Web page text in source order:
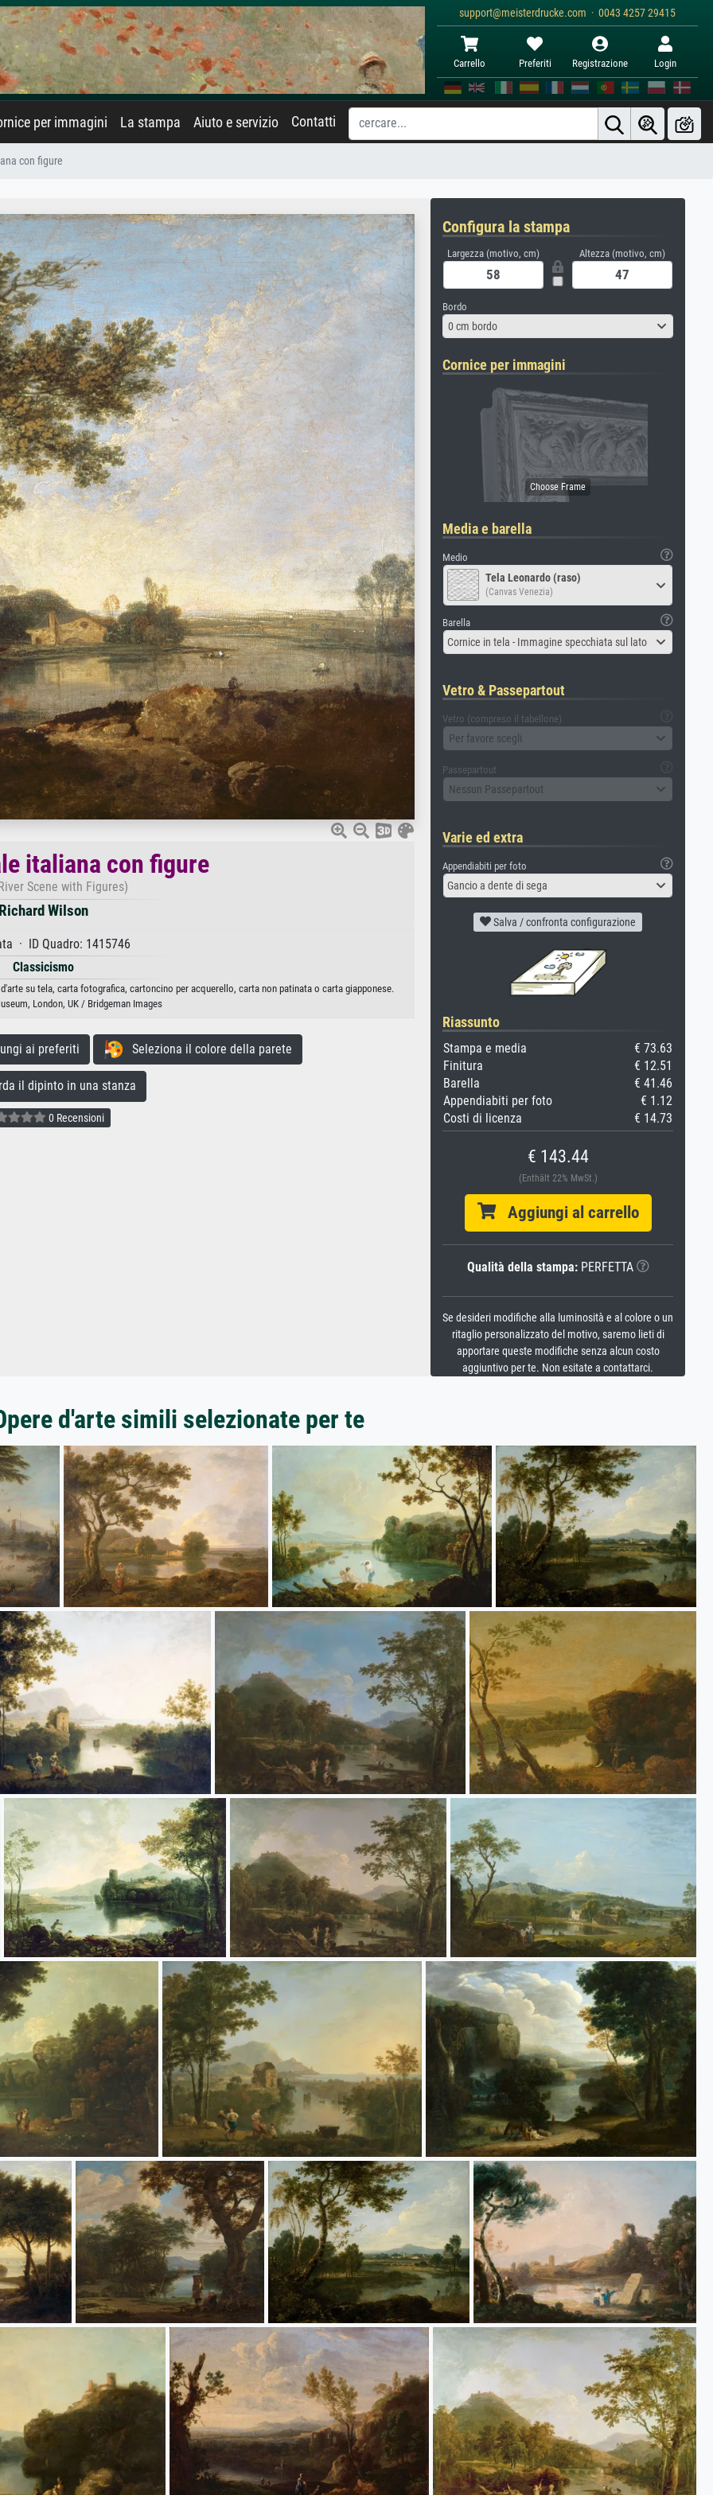
support@meisterdrucke.com · 0043 4257 29415
Carrello Preferiti Registrazione Login
per immagini La stampa Aiuto e servizio Contatti
con figure
italiana con figure
Scene with Figures)
Richard Wilson
· ID Quadro: 1415746
Classicismo
su tela, carta fotografica, cartoncino per acquerello, carta non patinata o carta giapponese.
London, UK / Bridgeman Images
ai preferiti Seleziona il colore della parete
il dipinto in una stanza
0 Recensioni
Configura la stampa
Largezza (motivo, cm) Altezza (motivo, cm)
Bordo
0 cm bordo
Cornice per immagini
Media e barella
Medio
Tela Leonardo (raso)
(Canvas Venezia)
Barella
Cornice in tela - Immagine specchiata sul lato
Vetro & Passepartout
Vetro (compreso il tabellone)
Per favore scegli
Passepartout
Nessun Passepartout
Varie ed extra
Appendiabiti per foto
Gancio a dente di sega
Salva / confronta configurazione
Riassunto
Stampa e media
€ 73.63
Finitura
€ 12.51
Barella
€ 41.46
Appendiabiti per foto
€ 1.12
Costi di licenza
€ 14.73
€ 143.44
(Enthält 22% MwSt.)
Aggiungi al carrello
Qualità della stampa:PERFETTA
Se desideri modifiche alla luminosità e al colore o un
ritaglio personalizzato del motivo, saremo lieti di
apportare queste modifiche senza alcun costo
aggiuntivo per te. Non esitate a contattarci.
d'arte simili selezionate per te